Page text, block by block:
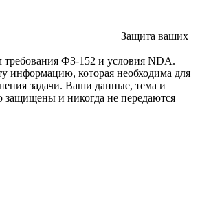
Защита ваших
ФЗ-152 и условия NDA.
информацию, которая необходима для
задачи. Ваши данные, тема и
защищены и никогда не передаются